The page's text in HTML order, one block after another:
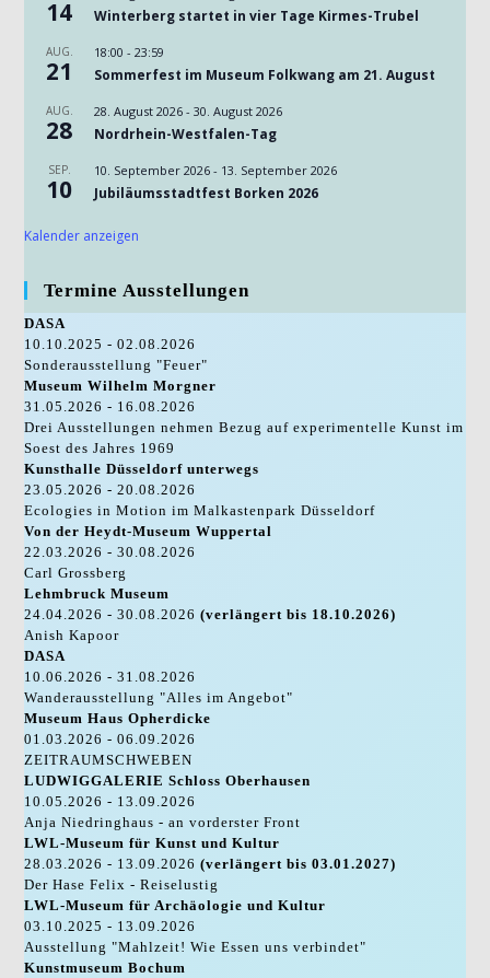
14 Winterberg startet in vier Tage Kirmes-Trubel
AUG.
21
18:00 -23:59
Sommerfest im Museum Folkwang am 21. August
AUG.
28
28. August 2026 -30. August 2026
Nordrhein-Westfalen-Tag
SEP.
10
10. September 2026 - 13. September 2026
Jubiläumsstadtfest Borken 2026
Kalender anzeigen
Termine Ausstellungen
DASA
10.10.2025 - 02.08.2026
Sonderausstellung "Feuer"
Museum Wilhelm Morgner
31.05.2026 - 16.08.2026
Drei Ausstellungen nehmen Bezug auf experimentelle Kunst im
Soest des Jahres 1969
Kunsthalle Düsseldorf unterwegs
23.05.2026 - 20.08.2026
Ecologies in Motion im Malkastenpark Düsseldorf
Von der Heydt-Museum Wuppertal
22.03.2026 - 30.08.2026
Carl Grossberg
Lehmbruck Museum
24.04.2026 - 30.08.2026(verlängert bis 18.10.2026)
Anish Kapoor
DASA
10.06.2026 - 31.08.2026
Wanderausstellung "Alles im Angebot"
Museum Haus Opherdicke
01.03.2026 - 06.09.2026
ZEITRAUMSCHWEBEN
LUDWIGGALERIE Schloss Oberhausen
10.05.2026 - 13.09.2026
Anja Niedringhaus - an vorderster Front
LWL-Museum für Kunst und Kultur
28.03.2026 - 13.09.2026(verlängert bis 03.01.2027)
Der Hase Felix - Reiselustig
LWL-Museum für Archäologie und Kultur
03.10.2025 - 13.09.2026
Ausstellung "Mahlzeit! Wie Essen uns verbindet"
Kunstmuseum Bochum